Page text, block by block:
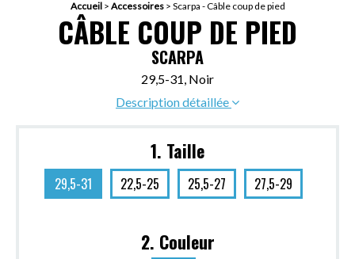
Accueil> Accessoires> Scarpa - Câble coup de pied
CÂBLE COUP DE PIED
SCARPA
29,5-31, Noir
Description détaillée
1. Taille
29,5-31 22,5-25 25,5-27 27,5-29
2. Couleur